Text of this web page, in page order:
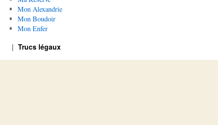
Mon Alexandrie
Mon Boudoir
Mon Enfer
Trucs légaux